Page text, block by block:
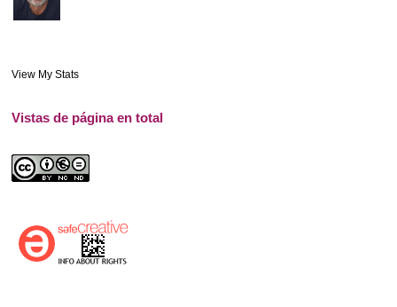
View My Stats
Vistas de página en total